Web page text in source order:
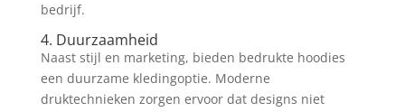
bedrijf.
4. Duurzaamheid
Naast stijl en marketing, bieden bedrukte hoodies
een duurzame kledingoptie. Moderne
druktechnieken zorgen ervoor dat designs niet